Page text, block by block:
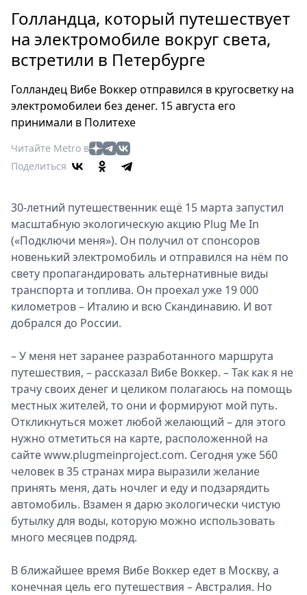
Россия
Мир
Здоровье
Туризм
Мода
Кино
Афиша
Выставки
Пресс-
релизы
О
Metro
Стримы
Спецпроекты
Выборы
2026
Скачай
Metro
Голландца, который путешествует
на электромобиле вокруг света,
встретили в Петербурге
Голландец Вибе Воккер отправился в кругосветку на
электромобилеи без денег. 15 августа его
принимали в Политехе
Читайте Metro в
Поделиться
30-летний путешественник ещё 15 марта запустил
масштабную экологическую акцию Plug Me In
(«Подключи меня»). Он получил от спонсоров
новенький электромобиль и отправился на нём по
свету пропагандировать альтернативные виды
транспорта и топлива. Он проехал уже 19 000
километров – Италию и всю Скандинавию. И вот
добрался до России.
– У меня нет заранее разработанного маршрута
путешествия, – рассказал Вибе Воккер. – Так как я не
трачу своих денег и целиком полагаюсь на помощь
местных жителей, то они и формируют мой путь.
Откликнуться может любой желающий – для этого
нужно отметиться на карте, расположенной на
сайте www.plugmeinproject.com. Cегодня уже 560
человек в 35 странах мира выразили желание
принять меня, дать ночлег и еду и подзарядить
автомобиль. Взамен я дарю экологически чистую
бутылку для воды, которую можно использовать
много месяцев подряд.
В ближайшее время Вибе Воккер едет в Москву, а
конечная цель его путешествия – Австралия. Но